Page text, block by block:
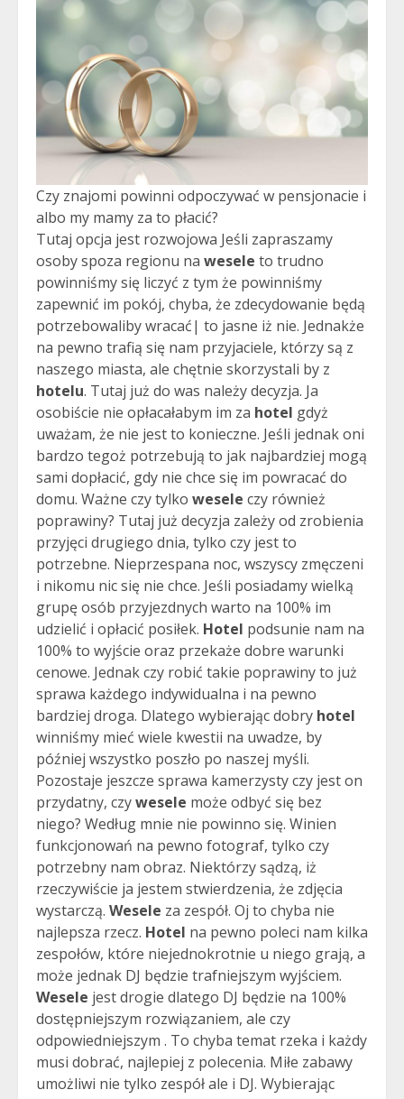
Czy znajomi powinni odpoczywać w pensjonacie i
albo my mamy za to płacić?
Tutaj opcja jest rozwojowa Jeśli zapraszamy
osoby spoza regionu na wesele to trudno
powinniśmy się liczyć z tym że powinniśmy
zapewnić im pokój, chyba, że zdecydowanie będą
potrzebowaliby wracać| to jasne iż nie. Jednakże
na pewno trafią się nam przyjaciele, którzy są z
naszego miasta, ale chętnie skorzystali by z
hotelu. Tutaj już do was należy decyzja. Ja
osobiście nie opłacałabym im za hotel gdyż
uważam, że nie jest to konieczne. Jeśli jednak oni
bardzo tegoż potrzebują to jak najbardziej mogą
sami dopłacić, gdy nie chce się im powracać do
domu. Ważne czy tylko wesele czy również
poprawiny? Tutaj już decyzja zależy od zrobienia
przyjęci drugiego dnia, tylko czy jest to
potrzebne. Nieprzespana noc, wszyscy zmęczeni
i nikomu nic się nie chce. Jeśli posiadamy wielką
grupę osób przyjezdnych warto na 100% im
udzielić i opłacić posiłek. Hotel podsunie nam na
100% to wyjście oraz przekaże dobre warunki
cenowe. Jednak czy robić takie poprawiny to już
sprawa każdego indywidualna i na pewno
bardziej droga. Dlatego wybierając dobry hotel
winniśmy mieć wiele kwestii na uwadze, by
później wszystko poszło po naszej myśli.
Pozostaje jeszcze sprawa kamerzysty czy jest on
przydatny, czywesele może odbyć się bez
niego? Według mnie nie powinno się. Winien
funkcjonowań na pewno fotograf, tylko czy
potrzebny nam obraz. Niektórzy sądzą, iż
rzeczywiście ja jestem stwierdzenia, że zdjęcia
wystarczą. Wesele za zespół. Oj to chyba nie
najlepsza rzecz. Hotel na pewno poleci nam kilka
zespołów, które niejednokrotnie u niego grają, a
może jednak DJ będzie trafniejszym wyjściem.
Wesele jest drogie dlatego DJ będzie na 100%
dostępniejszym rozwiązaniem, ale czy
odpowiedniejszym . To chyba temat rzeka i każdy
musi dobrać, najlepiej z polecenia. Miłe zabawy
umożliwi nie tylko zespół ale i DJ. Wybierając